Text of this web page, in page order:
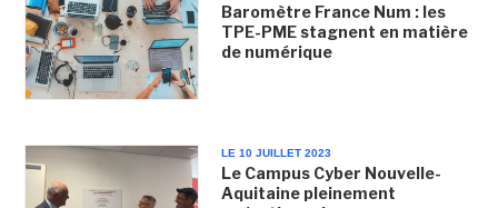
Baromètre France Num : les
TPE-PME stagnent en matière
de numérique
LE 10 JUILLET 2023
Le Campus Cyber Nouvelle-
Aquitaine pleinement